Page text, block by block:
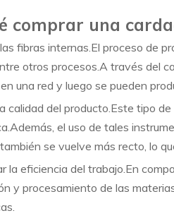
comprar una
fibras internas.El proceso de
otros procesos.A través del
una red y luego se pueden
calidad del producto.Este tipo
el uso de tales
se vuelve más recto, lo
la eficiencia del trabajo.En
y procesamiento de las